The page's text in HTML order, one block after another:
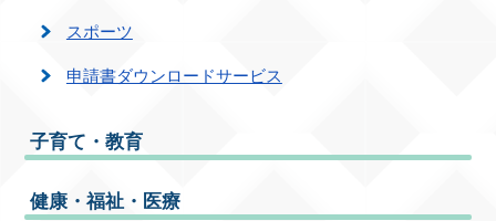
スポーツ
申請書ダウンロードサービス
子育て・教育
健康・福祉・医療